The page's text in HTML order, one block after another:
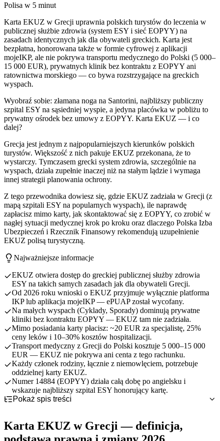
Polisa w 5 minut
Karta EKUZ w Grecji uprawnia polskich turystów do leczenia w
publicznej służbie zdrowia (system ESY i sieć EOPYY) na
zasadach identycznych jak dla obywateli greckich. Karta jest
bezpłatna, honorowana także w formie cyfrowej z aplikacji
mojeIKP, ale nie pokrywa transportu medycznego do Polski (5 000–
15 000 EUR), prywatnych klinik bez kontraktu z EOPYY ani
ratownictwa morskiego — co bywa rozstrzygające na greckich
wyspach.
Wyobraź sobie: złamana noga na Santorini, najbliższy publiczny
szpital ESY na sąsiedniej wyspie, a jedyna placówka w pobliżu to
prywatny ośrodek bez umowy z EOPYY. Karta EKUZ — i co
dalej?
Grecja jest jednym z najpopularniejszych kierunków polskich
turystów. Większość z nich pakuje EKUZ przekonana, że to
wystarczy. Tymczasem grecki system zdrowia, szczególnie na
wyspach, działa zupełnie inaczej niż na stałym lądzie i wymaga
innej strategii planowania ochrony.
Z tego przewodnika dowiesz się, gdzie EKUZ zadziała w Grecji (z
mapą szpitali ESY na popularnych wyspach), ile naprawdę
zapłacisz mimo karty, jak skontaktować się z EOPYY, co zrobić w
nagłej sytuacji medycznej krok po kroku oraz dlaczego Polska Izba
Ubezpieczeń i Rzecznik Finansowy rekomendują uzupełnienie
EKUZ polisą turystyczną.
Najważniejsze informacje
EKUZ otwiera dostęp do greckiej publicznej służby zdrowia
ESY na takich samych zasadach jak dla obywateli Grecji.
Od 2026 roku wnioski o EKUZ przyjmuje wyłącznie platforma
IKP lub aplikacja mojeIKP — ePUAP został wycofany.
Na małych wyspach (Cyklady, Sporady) dominują prywatne
kliniki bez kontraktu EOPYY — EKUZ tam nie zadziała.
Mimo posiadania karty płacisz: ~20 EUR za specjalistę, 25%
ceny leków i 10–30% kosztów hospitalizacji.
Transport medyczny z Grecji do Polski kosztuje 5 000–15 000
EUR — EKUZ nie pokrywa ani centa z tego rachunku.
Każdy członek rodziny, łącznie z niemowlęciem, potrzebuje
oddzielnej karty EKUZ.
Numer 14884 (EOPYY) działa całą dobę po angielsku i
wskazuje najbliższy szpital ESY honorujący kartę.
Pokaż spis treści
System ESY, EOPYY i PEDY — gdzie EKUZ jest honorowane
w Grecji
Karta EKUZ w Grecji — definicja,